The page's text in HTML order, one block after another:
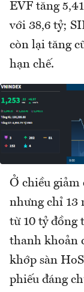
EVF tăng
với 38,6 tỷ;
còn lại tăng
hạn chế.
Ở chiều giảm
nhưng chỉ 13
từ 10 tỷ đồng
thanh khoản
khớp sàn
phiếu đáng